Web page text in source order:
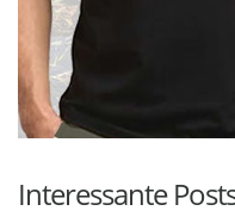
Interessante